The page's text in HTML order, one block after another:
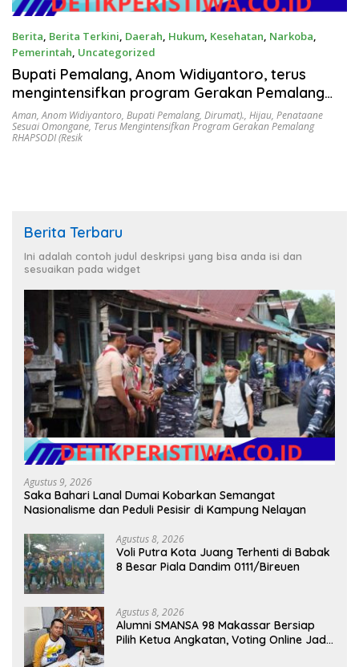
Berita, Berita Terkini, Daerah, Hukum, Kesehatan, Narkoba,
Pemerintah, Uncategorized
Juni 13, 2026
Bupati Pemalang, Anom Widiyantoro, terus
mengintensifkan program Gerakan Pemalang
RHAPSODI (Resik, Hijau, Aman, Penataane
Sesuai Omongane, Dirumat).
Aman,Anom Widiyantoro, Bupati Pemalang, Dirumat)., Hijau, Penataane
Sesuai Omongane, Terus Mengintensifkan Program Gerakan Pemalang
RHAPSODI (Resik
Berita Terbaru
Ini adalah contoh judul deskripsi yang bisa anda isi dan
sesuaikan pada widget
Agustus 9, 2026
Saka Bahari Lanal Dumai Kobarkan Semangat
Nasionalisme dan Peduli Pesisir di Kampung Nelayan
Agustus 8, 2026
Voli Putra Kota Juang Terhenti di Babak
8 Besar Piala Dandim 0111/Bireuen
Agustus 8, 2026
Alumni SMANSA 98 Makassar Bersiap
Pilih Ketua Angkatan, Voting Online Jadi